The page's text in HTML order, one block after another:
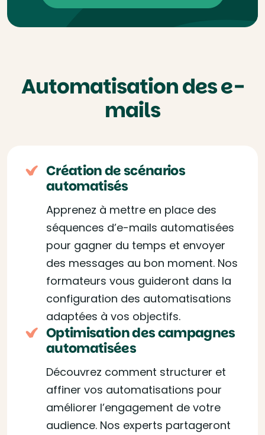
Automatisation des e-
mails
Création de scénarios
automatisés
Apprenez à mettre en place des
séquences d’e-mails automatisées
pour gagner du temps et envoyer
des messages au bon moment. Nos
formateurs vous guideront dans la
configuration des automatisations
adaptées à vos objectifs.
Optimisation des campagnes
automatisées
Découvrez comment structurer et
affiner vos automatisations pour
améliorer l’engagement de votre
audience. Nos experts partageront